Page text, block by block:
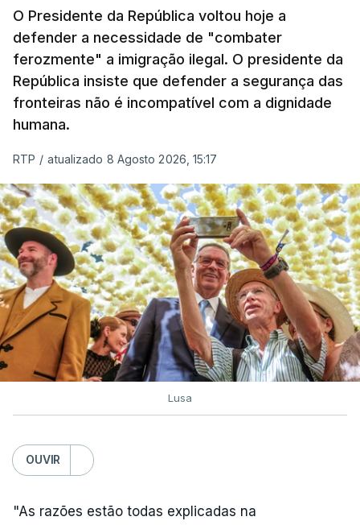
O Presidente da República voltou hoje a
defender a necessidade de "combater
ferozmente" a imigração ilegal. O presidente da
República insiste que defender a segurança das
fronteiras não é incompatível com a dignidade
humana.
RTP / atualizado 8 Agosto 2026, 15:17
Lusa
OUVIR
"As razões estão todas explicadas na